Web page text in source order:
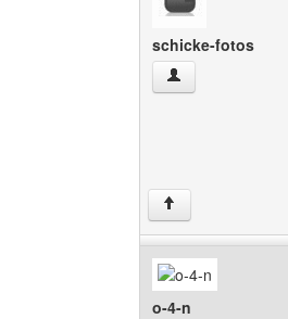
schicke-fotos
schicke-fotos
↑
o-4-n